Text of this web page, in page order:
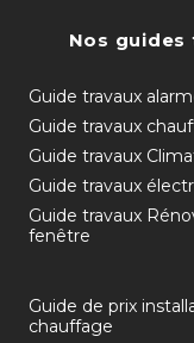
Nos
Guide travaux
Guide travaux
Guide travaux
Guide travaux
Guide travaux
fenêtre
Guide de prix
chauffage